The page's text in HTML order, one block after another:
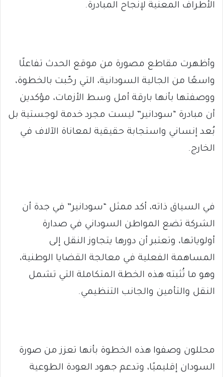
الأطراف المعنية لإنجاح المبادرة.
وأظهرت مقاطع مصورة من موقع الحدث تفاعلًا
واسعًا من الجالية السودانية، التي رحّبت بالخطوة،
ووصفتها بأنها بارقة أمل وسط الأزمات، مؤكدين
أن مبادرة “سودانير” ليست مجرد خدمة لوجستية بل
بُعد إنساني واستجابة حقيقية لمعاناة الآلاف في
الخارج.
في السياق ذاته، أكد ممثل “سودانير” في جدة أن
الشركة تضع المواطن السوداني في صدارة
أولوياتها، وتعتبر أن دورها يتجاوز النقل إلى
المساهمة الفعلية في معالجة القضايا الوطنية،
وهو ما تُثبته هذه الخطة المتكاملة التي تشمل
النقل والتأمين والجانب التنظيمي.
محللون وصفوا هذه الخطوة بأنها تعزز من صورة
السودان إقليميًا، وتدعم جهود العودة الطوعية